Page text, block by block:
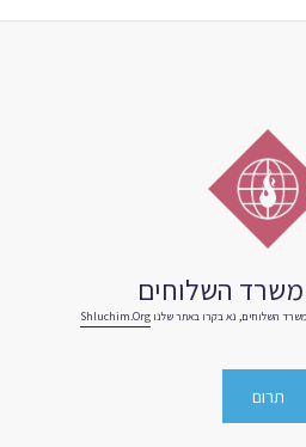
השלוחים
השלוחים, נא בקרו באתר שלנו Shluchim.org
תרום